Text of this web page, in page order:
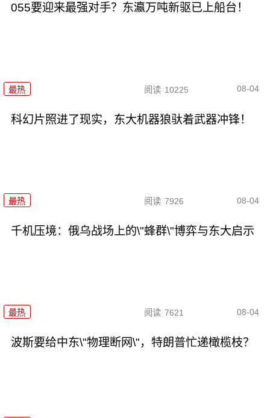
055要迎来最强对手？东瀛万吨新驱已上船台！
最热 阅读 10225 08-04
科幻片照进了现实，东大机器狼驮着武器冲锋！
最热 阅读 7926 08-04
千机压境：俄乌战场上的\"蜂群\"博弈与东大启示
最热 阅读 7621 08-04
波斯要给中东\"物理断网\"，特朗普忙递橄榄枝？